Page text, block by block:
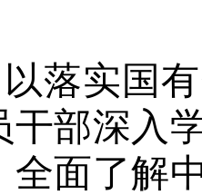
落实国
干部深入
全面了解